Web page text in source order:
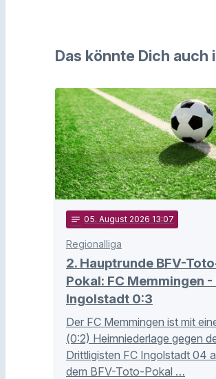
Das könnte Dich
notes 05. August 2026 13:07
Regionalliga
2. Hauptrunde BFV-
Pokal: FC Memmingen -
Ingolstadt 0:3
Der FC Memmingen ist mit
(0:2) Heimniederlage gegen
Drittligisten FC Ingolstadt 04
dem BFV-Toto-Pokal …